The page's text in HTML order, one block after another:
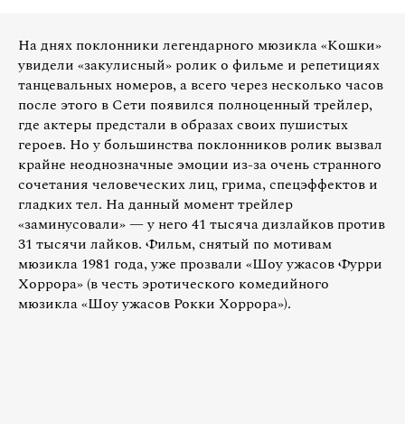
На днях поклонники легендарного мюзикла «Кошки»
увидели «закулисный» ролик о фильме и репетициях
танцевальных номеров, а всего через несколько часов
после этого в Сети появился полноценный трейлер,
где актеры предстали в образах своих пушистых
героев. Но у большинства поклонников ролик вызвал
крайне неоднозначные эмоции из-за очень странного
сочетания человеческих лиц, грима, спецэффектов и
гладких тел. На данный момент трейлер
«заминусовали» — у него 41 тысяча дизлайков против
31 тысячи лайков. Фильм, снятый по мотивам
мюзикла 1981 года, уже прозвали «Шоу ужасов Фурри
Хоррора» (в честь эротического комедийного
мюзикла «Шоу ужасов Рокки Хоррора»).